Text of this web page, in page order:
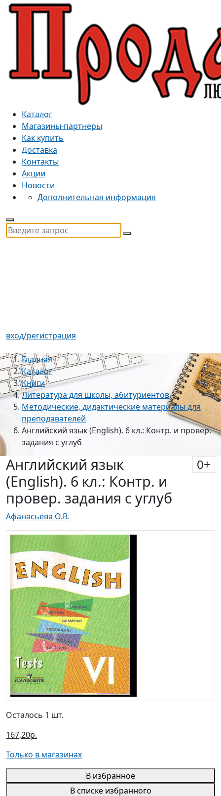
Каталог
Магазины-партнеры
Как купить
Доставка
Контакты
Акции
Новости
Дополнительная информация
вход/регистрация
Главная
Каталог
Книги
Литература для школы, абитуриентов
Методические, дидактические материалы для
преподавателей
Английский язык (English). 6 кл.: Контр. и провер.
задания с углуб
Английский язык
(English). 6 кл.: Контр. и
провер. задания с углуб
0+
Афанасьева О.В.
Осталось 1 шт.
167,20р.
Только в магазинах
В избранное
В списке избранного